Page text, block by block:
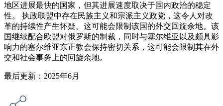
地区进展最快的国家，但其进展速度取决于国内政治的稳定
性。 执政联盟中存在民族主义和宗派主义政党，这令人对改
革的持续性产生怀疑。这可能会限制该国的外交回旋余地。该
国继续配合欧盟对俄罗斯的制裁，同时与塞尔维亚以及颇具影
响力的塞尔维亚东正教会保持密切关系，这可能会限制其在外
交和社会事务上的回旋余地。
最后更新：2025年6月